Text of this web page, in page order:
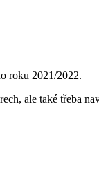
roku 2021/2022.
ale také třeba